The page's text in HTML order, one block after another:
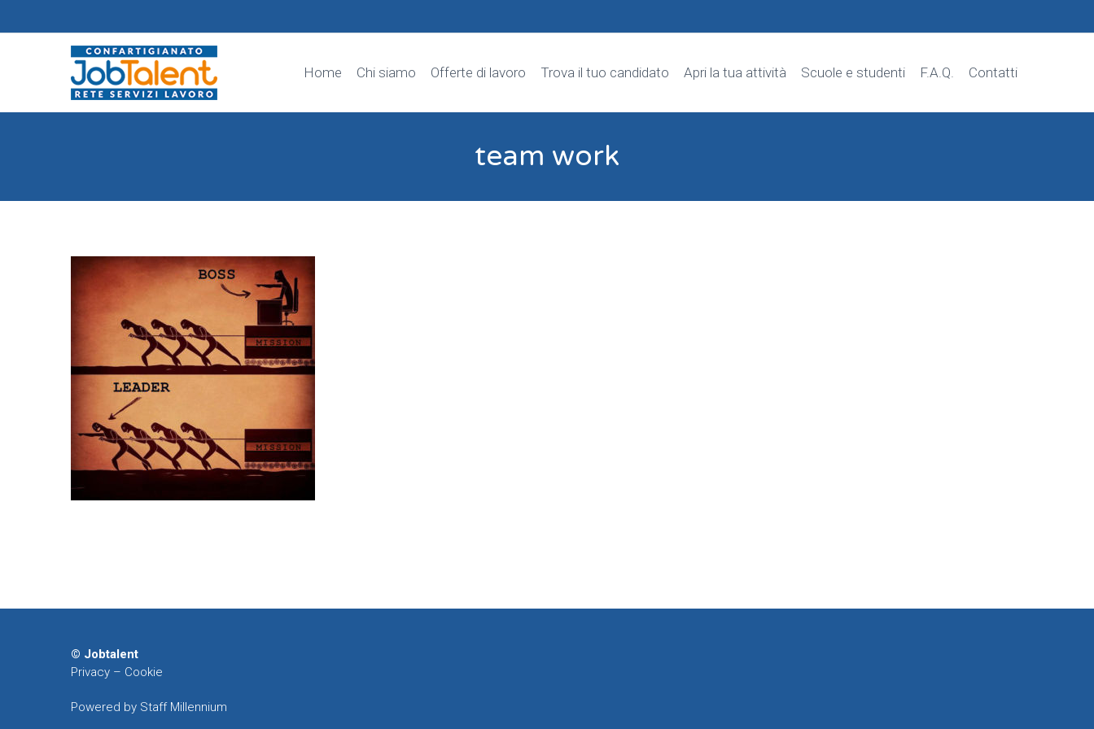
Home Chi siamo Offerte di lavoro Trova il tuo candidato Apri la tua attività Scuole e studenti F.A.Q. Contatti
team work
© Jobtalent
Privacy – Cookie
Powered by Staff Millennium